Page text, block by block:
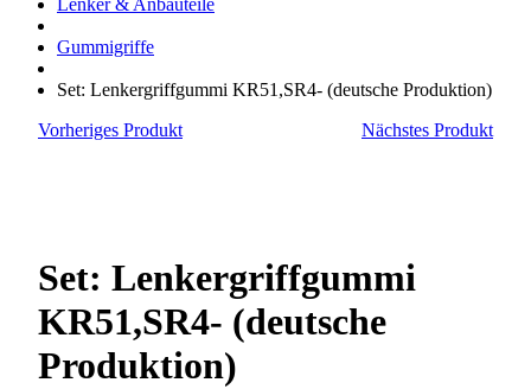
Lenker & Anbauteile
Gummigriffe
Set: Lenkergriffgummi KR51,SR4- (deutsche Produktion)
Vorheriges Produkt
Nächstes Produkt
Set: Lenkergriffgummi
KR51,SR4- (deutsche
Produktion)